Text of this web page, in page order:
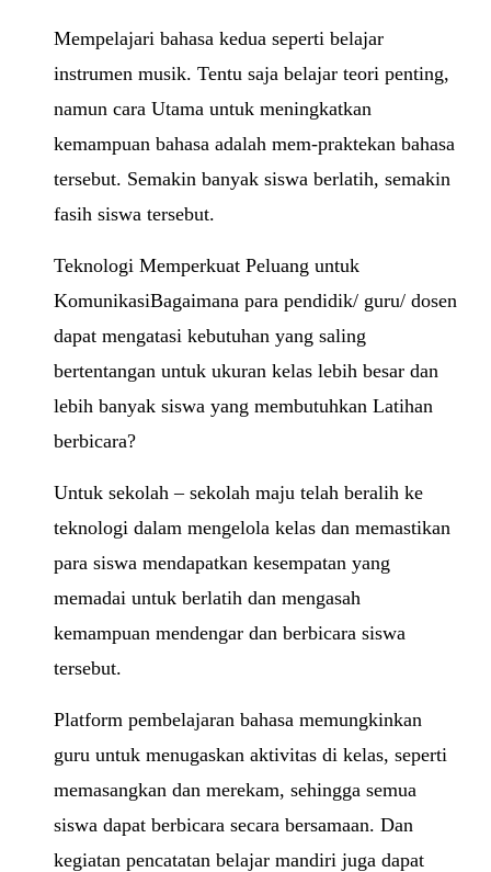
Mempelajari bahasa kedua seperti belajar
instrumen musik. Tentu saja belajar teori penting,
namun cara Utama untuk meningkatkan
kemampuan bahasa adalah mem-praktekan bahasa
tersebut. Semakin banyak siswa berlatih, semakin
fasih siswa tersebut.
Teknologi Memperkuat Peluang untuk
KomunikasiBagaimana para pendidik/ guru/ dosen
dapat mengatasi kebutuhan yang saling
bertentangan untuk ukuran kelas lebih besar dan
lebih banyak siswa yang membutuhkan Latihan
berbicara?
Untuk sekolah – sekolah maju telah beralih ke
teknologi dalam mengelola kelas dan memastikan
para siswa mendapatkan kesempatan yang
memadai untuk berlatih dan mengasah
kemampuan mendengar dan berbicara siswa
tersebut.
Platform pembelajaran bahasa memungkinkan
guru untuk menugaskan aktivitas di kelas, seperti
memasangkan dan merekam, sehingga semua
siswa dapat berbicara secara bersamaan. Dan
kegiatan pencatatan belajar mandiri juga dapat